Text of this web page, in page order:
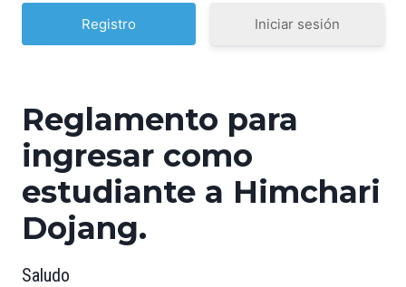
Iniciar sesión
Reglamento para
ingresar como
estudiante a Himchari
Dojang.
Saludo